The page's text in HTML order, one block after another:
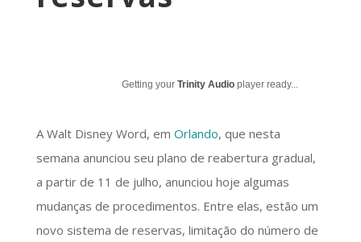
Getting your Trinity Audioplayer ready...
A Walt Disney Word, em Orlando, que nesta
semana anunciou seu plano de reabertura gradual,
a partir de 11 de julho, anunciou hoje algumas
mudanças de procedimentos. Entre elas, estão um
novo sistema de reservas, limitação do número de